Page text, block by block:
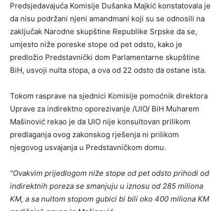
Predsjedavajuća Komisije Dušanka Majkić konstatovala je
da nisu podržani njeni amandmani koji su se odnosili na
zaključak Narodne skupštine Republike Srpske da se,
umjesto niže poreske stope od pet odsto, kako je
predložio Predstavnički dom Parlamentarne skupštine
BiH, usvoji nulta stopa, a ova od 22 odsto da ostane ista.
Tokom rasprave na sjednici Komisije pomoćnik direktora
Uprave za indirektno oporezivanje /UIO/ BiH Muharem
Mašinović rekao je da UIO nije konsultovan prilikom
predlaganja ovog zakonskog rješenja ni prilikom
njegovog usvajanja u Predstavničkom domu.
“Ovakvim prijedlogom niže stope od pet odsto prihodi od
indirektnih poreza se smanjuju u iznosu od 285 miliona
KM, a sa nultom stopom gubici bi bili oko 400 miliona KM